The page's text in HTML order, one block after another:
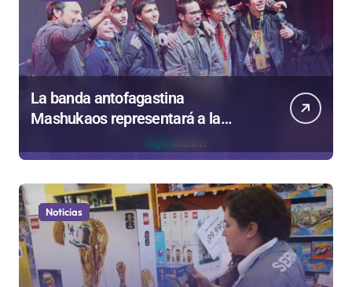
La banda antofagastina
Mashukaos representará a la
de Valparaíso
Noticias